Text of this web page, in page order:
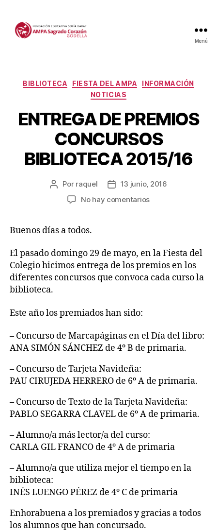
Menú
Categorías
BIBLIOTECA FIESTA DEL AMPA
INFORMACIÓN
NOTICIAS
ENTREGA DE PREMIOS
CONCURSOS
BIBLIOTECA 2015/16
Autor
Por raquel
Fecha13 junio, 2016
No hay comentariosen
BIBLIOTECA
2015/16
Buenos días a todos.
El pasado domingo 29 de mayo, en la Fiesta del
Colegio hicimos entrega de los premios en los
diferentes concursos que convoca cada curso la
biblioteca.
Este año los premiados han sido:
– Concurso de Marcapáginas en el Día del libro:
ANA SIMÓN SÁNCHEZ de 4º B de primaria.
– Concurso de Tarjeta Navideña:
PAU CIRUJEDA HERRERO de 6º A de primaria.
– Concurso de Texto de la Tarjeta Navideña:
PABLO SEGARRA CLAVEL de 6º A de primaria.
– Alumno/a más lector/a del curso:
CARLA GIL FRANCO de 4º A de primaria
– Alumno/a que utiliza mejor el tiempo en la
biblioteca:
INÉS LUENGO PÉREZ de 4º C de primaria
Enhorabuena a los premiados y gracias a todos
los alumnos que han concursado.